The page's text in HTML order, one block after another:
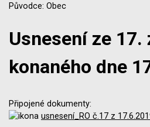
Původce: Obec
Usnesení ze 17.
konaného dne
Připojené dokumenty:
usnesení_RO č.17 z